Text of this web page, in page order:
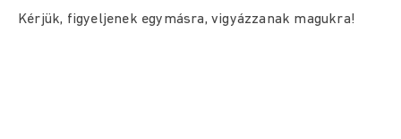
Kérjük, figyeljenek egymásra, vigyázzanak magukra!